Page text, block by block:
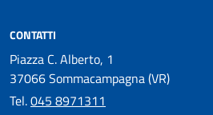
CONTATTI
Piazza C. Alberto, 1
37066 Sommacampagna (VR)
Tel.045 8971311